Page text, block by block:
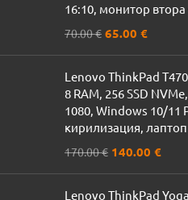
16:10, монитор втора
70.00€ 65.00 €
Lenovo ThinkPad
8 RAM, 256 SSD
1080, Windows 10/11
кирилизация,
170.00€ 140.00 €
Lenovo ThinkPad